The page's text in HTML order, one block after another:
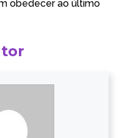
obedecer ao último